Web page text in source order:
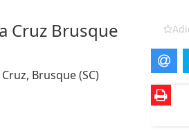
Cruz Brusque
Brusque (SC)